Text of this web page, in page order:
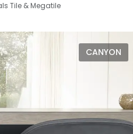
Tile & Megatile
CANYON